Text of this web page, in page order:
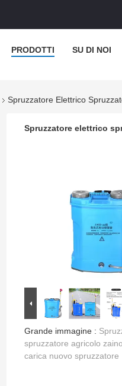
PRODOTTI SU DI NOI
Spruzzatore Elettrico
Spruzzatore elettrico
Grande immagine :
spruzzatore agricolo
carica nuovo spruzzatore